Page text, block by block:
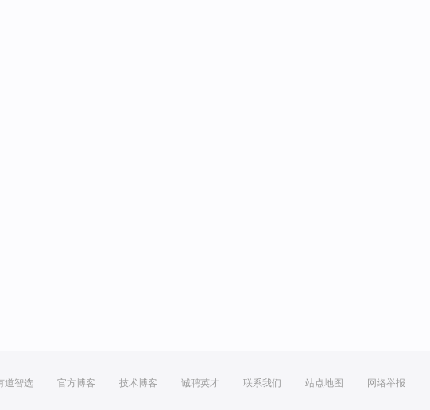
道智选 官方博客 技术博客 诚聘英才 联系我们 站点地图 网络举报